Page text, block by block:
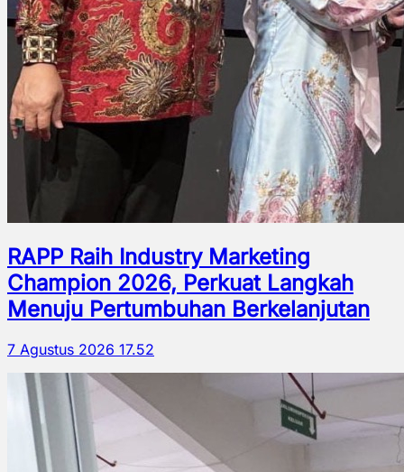
RAPP Raih Industry Marketing
Champion 2026, Perkuat Langkah
Menuju Pertumbuhan Berkelanjutan
7 Agustus 2026 17.52